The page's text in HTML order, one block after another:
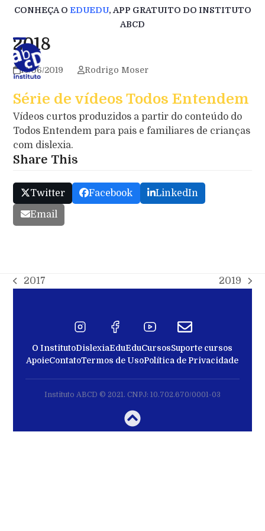
Skip
content
CONHEÇA O EDUEDU, APP GRATUITO DO INSTITUTO
ABCD
2018
13/06/2019 Rodrigo Moser
Série de vídeos Todos Entendem
Vídeos curtos produzidos a partir do conteúdo do
Todos Entendem para pais e familiares de crianças
com dislexia.
Share This
Twitter Facebook LinkedIn
Email
2017 2019
O InstitutoDislexiaEduEduCursosSuporte cursos
ApoieContatoTermos de UsoPolítica de Privacidade
Instituto ABCD © 2021. CNPJ: 10.702.670/0001-03